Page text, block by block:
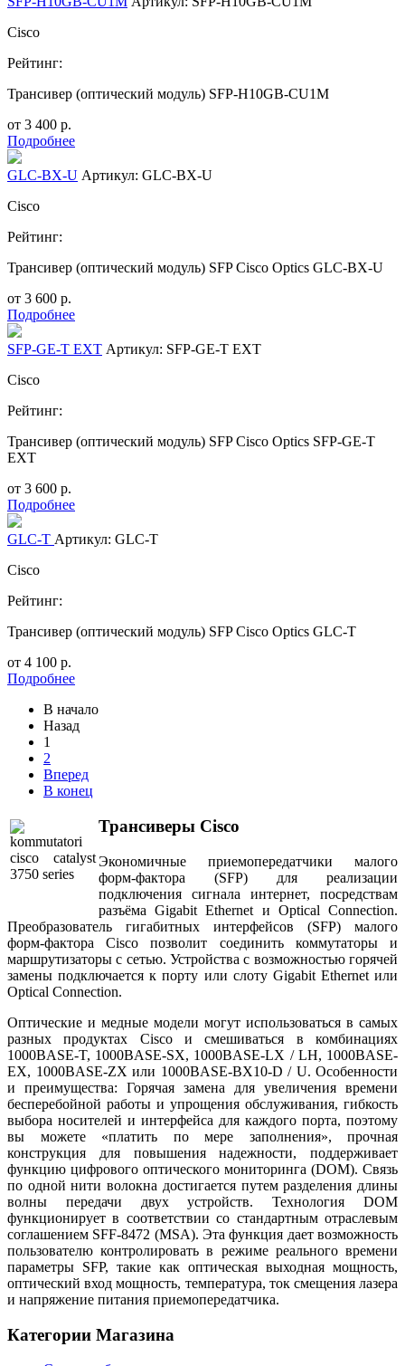
Cisco
Рейтинг:
Трансивер (оптический модуль) SFP-H10GB-CU1M
от 3 400 р.
Подробнее
GLC-BX-U Артикул: GLC-BX-U
Cisco
Рейтинг:
Трансивер (оптический модуль) SFP Cisco Optics GLC-BX-U
от 3 600 р.
Подробнее
SFP-GE-T EXT Артикул: SFP-GE-T EXT
Cisco
Рейтинг:
Трансивер (оптический модуль) SFP Cisco Optics SFP-GE-T
EXT
от 3 600 р.
Подробнее
GLC-T Артикул: GLC-T
Cisco
Рейтинг:
Трансивер (оптический модуль) SFP Cisco Optics GLC-T
от 4 100 р.
Подробнее
В начало
Назад
1
2
Вперед
В конец
Трансиверы Cisco
Экономичные приемопередатчики малого
форм-фактора (SFP) для реализации
подключения сигнала интернет, посредствам
разъёма Gigabit Ethernet и Optical Connection.
Преобразователь гигабитных интерфейсов (SFP) малого
форм-фактора Cisco позволит соединить коммутаторы и
маршрутизаторы с сетью. Устройства с возможностью горячей
замены подключается к порту или слоту Gigabit Ethernet или
Optical Connection.
Оптические и медные модели могут использоваться в самых
разных продуктах Cisco и смешиваться в комбинациях
1000BASE-T, 1000BASE-SX, 1000BASE-LX / LH, 1000BASE-
EX, 1000BASE-ZX или 1000BASE-BX10-D / U. Особенности
и преимущества: Горячая замена для увеличения времени
бесперебойной работы и упрощения обслуживания, гибкость
выбора носителей и интерфейса для каждого порта, поэтому
вы можете «платить по мере заполнения», прочная
конструкция для повышения надежности, поддерживает
функцию цифрового оптического мониторинга (DOM). Связь
по одной нити волокна достигается путем разделения длины
волны передачи двух устройств. Технология DOM
функционирует в соответствии со стандартным отраслевым
соглашением SFF-8472 (MSA). Эта функция дает возможность
пользователю контролировать в режиме реального времени
параметры SFP, такие как оптическая выходная мощность,
оптический вход мощность, температура, ток смещения лазера
и напряжение питания приемопередатчика.
Категории Магазина